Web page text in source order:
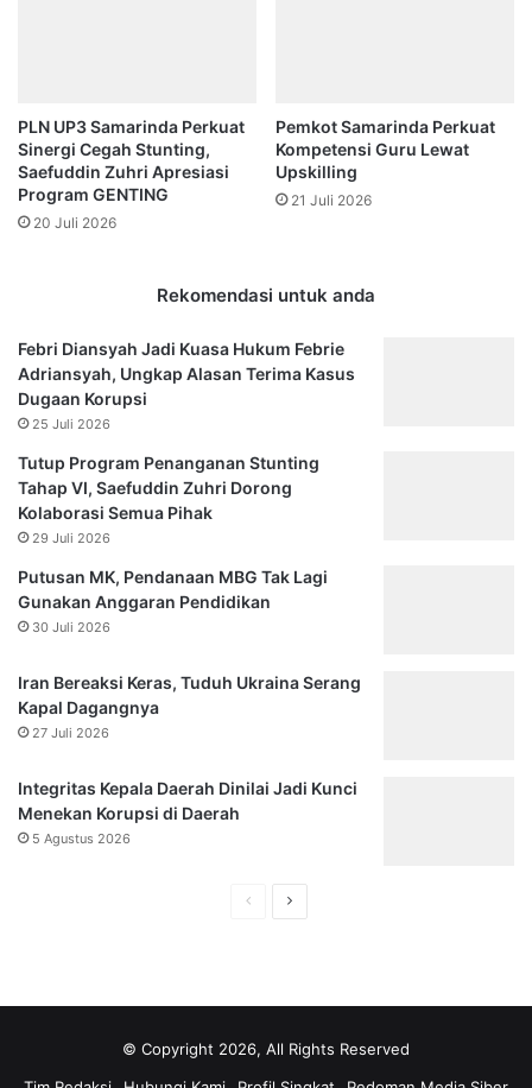
PLN UP3 Samarinda Perkuat
Sinergi Cegah Stunting,
Saefuddin Zuhri Apresiasi
Program GENTING
20 Juli 2026
Pemkot Samarinda Perkuat
Kompetensi Guru Lewat
Upskilling
21 Juli 2026
Rekomendasi untuk anda
Febri Diansyah Jadi Kuasa Hukum Febrie
Adriansyah, Ungkap Alasan Terima Kasus
Dugaan Korupsi
25 Juli 2026
Tutup Program Penanganan Stunting
Tahap VI, Saefuddin Zuhri Dorong
Kolaborasi Semua Pihak
29 Juli 2026
Putusan MK, Pendanaan MBG Tak Lagi
Gunakan Anggaran Pendidikan
30 Juli 2026
Iran Bereaksi Keras, Tuduh Ukraina Serang
Kapal Dagangnya
27 Juli 2026
Integritas Kepala Daerah Dinilai Jadi Kunci
Menekan Korupsi di Daerah
5 Agustus 2026
HalamanHalaman
© Copyright 2026, All Rights Reserved